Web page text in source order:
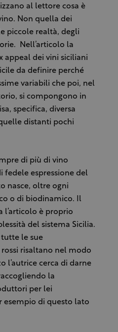
al lettore cosa è
Non quella dei
piccole realtà, degli
Nell’articolo la
appeal dei vini siciliani
da definire perché
variabili che poi, nel
si compongono in
specifica, diversa
distanti pochi
di più di vino
fedele espressione del
nasce, oltre ogni
o di biodinamico. Il
l’articolo è proprio
del sistema Sicilia.
tutte le sue
risaltano nel modo
l’autrice cerca di darne
la
per lei
di questo lato